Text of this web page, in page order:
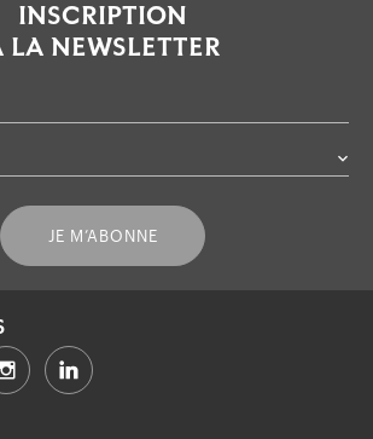
INSCRIPTION
LA NEWSLETTER
JE M’ABONNE
LinkedIn